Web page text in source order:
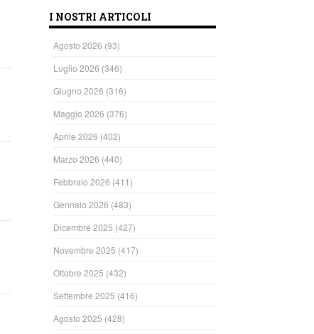
I NOSTRI ARTICOLI
Agosto 2026 (93)
Luglio 2026 (346)
Giugno 2026 (316)
Maggio 2026 (376)
Aprile 2026 (402)
Marzo 2026 (440)
Febbraio 2026 (411)
Gennaio 2026 (483)
Dicembre 2025 (427)
Novembre 2025 (417)
Ottobre 2025 (432)
Settembre 2025 (416)
Agosto 2025 (428)